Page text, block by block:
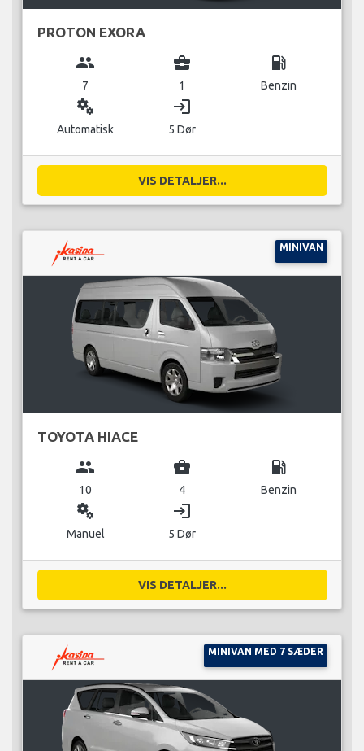
PROTON EXORA
group
7
business_center
1
local_gas_station
Benzin
miscellaneous_services
Automatisk
login
5 Dør
VIS DETALJER...
MINIVAN
TOYOTA HIACE
group
10
business_center
4
local_gas_station
Benzin
miscellaneous_services
Manuel
login
5 Dør
VIS DETALJER...
MINIVAN MED 7 SÆDER